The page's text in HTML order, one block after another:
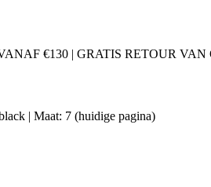
€130 | GRATIS RETOUR
| Maat: 7 (huidige pagina)